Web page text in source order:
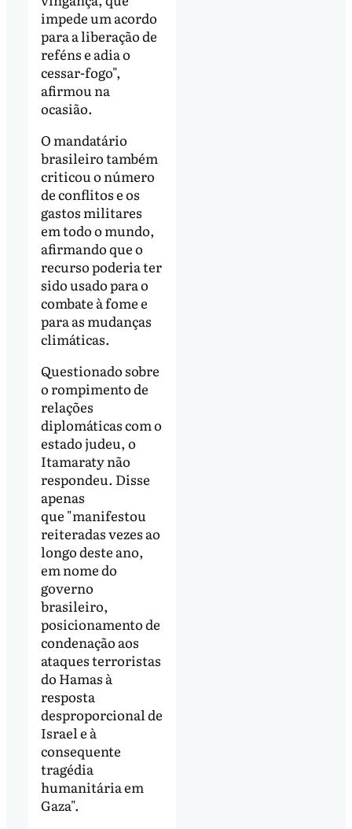
impede um acordo
para a liberação de
reféns e adia o
cessar-fogo",
afirmou na
ocasião.
O mandatário
brasileiro também
criticou o número
de conflitos e os
gastos militares
em todo o mundo,
afirmando que o
recurso poderia ter
sido usado para o
combate à fome e
para as mudanças
climáticas.
Questionado sobre
o rompimento de
relações
diplomáticas com o
estado judeu, o
Itamaraty não
respondeu. Disse
apenas
que "manifestou
reiteradas vezes ao
longo deste ano,
em nome do
governo
brasileiro,
posicionamento de
condenação aos
ataques terroristas
do Hamas à
resposta
desproporcional de
Israel e à
consequente
tragédia
humanitária em
Gaza".